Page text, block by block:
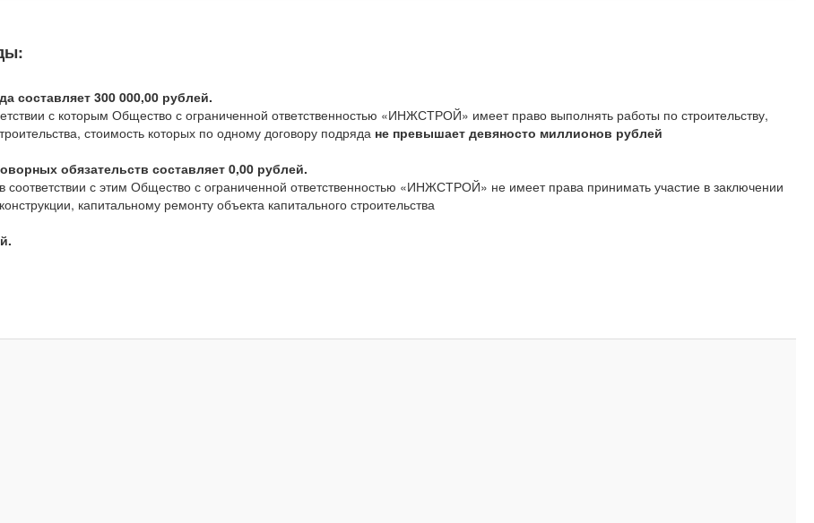
составляет 300 000,00 рублей.
с которым Общество с ограниченной ответственностью «ИНЖСТРОЙ» имеет право выполнять работы по строительству,
стоимость которых по одному договору подряда не превышает девяносто миллионов рублей
обязательств составляет 0,00 рублей.
в соответствии с этим Общество с ограниченной ответственностью «ИНЖСТРОЙ» не имеет права принимать участие в заключении
капитальному ремонту объекта капитального строительства